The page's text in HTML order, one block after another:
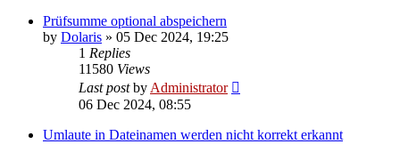
Prüfsumme optional abspeichern
by Dolaris » 05 Dec 2024, 19:25
1 Replies
11580 Views
Last postby Administrator
06 Dec 2024, 08:55
Umlaute in Dateinamen werden nicht korrekt erkannt